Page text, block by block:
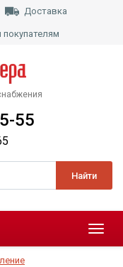
Доставка
Найти
55
Меню